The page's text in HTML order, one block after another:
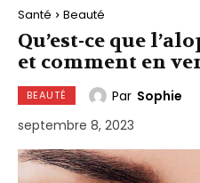
Santé Beauté
Qu’est-ce que
et comment en
BEAUTÉ Par Sophie
septembre 8, 2023